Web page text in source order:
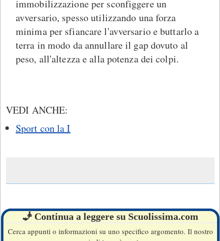
immobilizzazione per sconfiggere un
avversario, spesso utilizzando una forza
minima per sfiancare l'avversario e buttarlo a
terra in modo da annullare il gap dovuto al
peso, all'altezza e alla potenza dei colpi.
VEDI ANCHE:
Sport con la I
🧞 Continua a leggere su Scuolissima.com
Cerca appunti o informazioni su uno specifico argomento. Il nostro